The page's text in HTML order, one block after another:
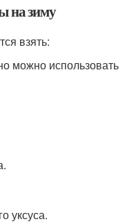
на зиму
взять:
можно использовать
уксуса.